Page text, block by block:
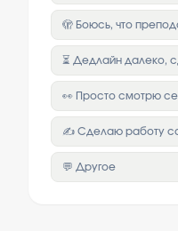
🫣 Боюсь, что
⏳ Дедлайн далеко,
👀 Просто смотрю
✍️ Сделаю работу
💬 Другое